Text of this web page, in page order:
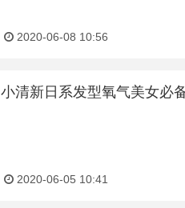
2020-06-08 10:56
小清新日系发型氧气美女必
2020-06-05 10:41